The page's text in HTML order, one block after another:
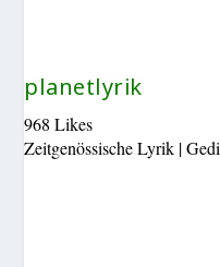
planetlyrik
968 Likes
Zeitgenössische Lyrik |